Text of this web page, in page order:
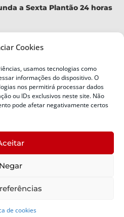
Cookies
usamos tecnologias como
informações do dispositivo. O
nos permitirá processar dados
ou IDs exclusivos neste site. Não
pode afetar negativamente certos
Negar
de cookies
a Sexta Plantão 24 horas
Catarina